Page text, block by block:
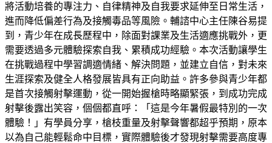
將活動培養的專注力、自律精神及自我要求延伸至日常生活，
進而降低偏差行為及接觸毒品等風險。輔諮中心主任陳谷易提
到，青少年在成長歷程中，除面對課業及生活適應挑戰外，更
需要透過多元體驗探索自我、累積成功經驗。本次活動讓學生
在挑戰過程中學習調適情緒、解決問題，並建立自信，對未來
生涯探索及健全人格發展皆具有正向助益。許多參與青少年都
是首次接觸射擊運動，從一開始握槍時略顯緊張，到成功完成
射擊後露出笑容，個個都直呼：「這是今年暑假最特別的一次
體驗！」有學員分享，槍枝重量及射擊聲響都超乎預期，原本
以為自己能輕鬆命中目標，實際體驗後才發現射擊需要高度專